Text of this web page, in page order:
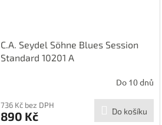
C.A. Seydel Söhne Blues Session
Standard 10201 A
Do 10 dnů
736 Kč bez DPH
890 Kč Do košíku